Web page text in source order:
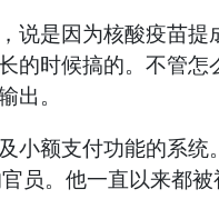
说是因为核酸疫苗
的时候搞的。不管
出。
小额支付功能的系
。他一直以来都